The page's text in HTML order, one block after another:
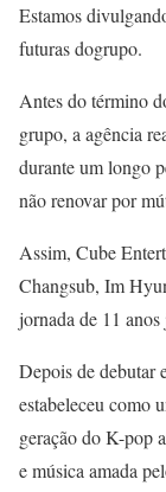
Estamos
futuras dogrupo.
Antes do término
grupo, a agência
durante um longo
não renovar por
Assim, Cube
Changsub, Im
jornada de 11 anos
Depois de debutar
estabeleceu como
geração do K-pop
e música amada